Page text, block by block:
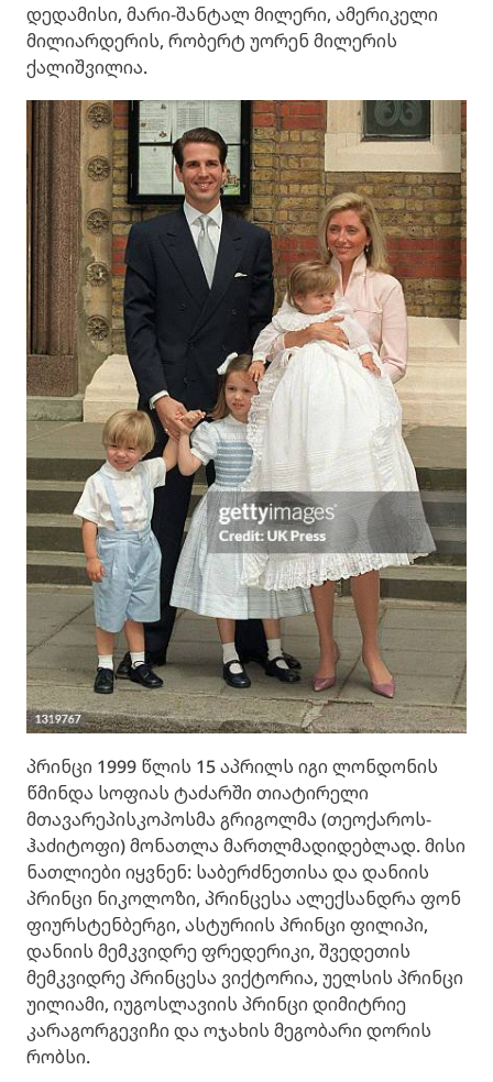
დედამისი, მარი-შანტალ მილერი, ამერიკელი
მილიარდერის, რობერტ უორენ მილერის
ქალიშვილია.
პრინცი 1999 წლის 15 აპრილს იგი ლონდონის
წმინდა სოფიას ტაძარში თიატირელი
მთავარეპისკოპოსმა გრიგოლმა (თეოქაროს-
ჰაძიტოფი) მონათლა მართლმადიდებლად. მისი
ნათლიები იყვნენ: საბერძნეთისა და დანიის
პრინცი ნიკოლოზი, პრინცესა ალექსანდრა ფონ
ფიურსტენბერგი, ასტურიის პრინცი ფილიპი,
დანიის მემკვიდრე ფრედერიკი, შვედეთის
მემკვიდრე პრინცესა ვიქტორია, უელსის პრინცი
უილიამი, იუგოსლავიის პრინცი დიმიტრიე
კარაგორგევიჩი და ოჯახის მეგობარი დორის
რობსი.